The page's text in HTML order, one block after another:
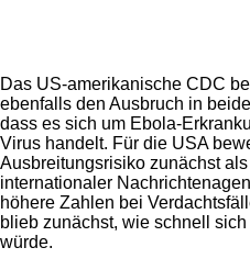
Das US-amerikanische CDC
ebenfalls den Ausbruch in
dass es sich um Ebola-
Virus handelt. Für die USA
Ausbreitungsrisiko zunächst
internationaler
höhere Zahlen bei
blieb zunächst, wie schnell
würde.